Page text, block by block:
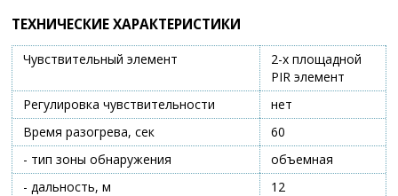
ТЕХНИЧЕСКИЕ ХАРАКТЕРИСТИКИ
Чувствительный элемент
2-х площадной
PIR элемент
Регулировка чувствительности
нет
Время разогрева, сек
60
- тип зоны обнаружения
объемная
- дальность, м
12